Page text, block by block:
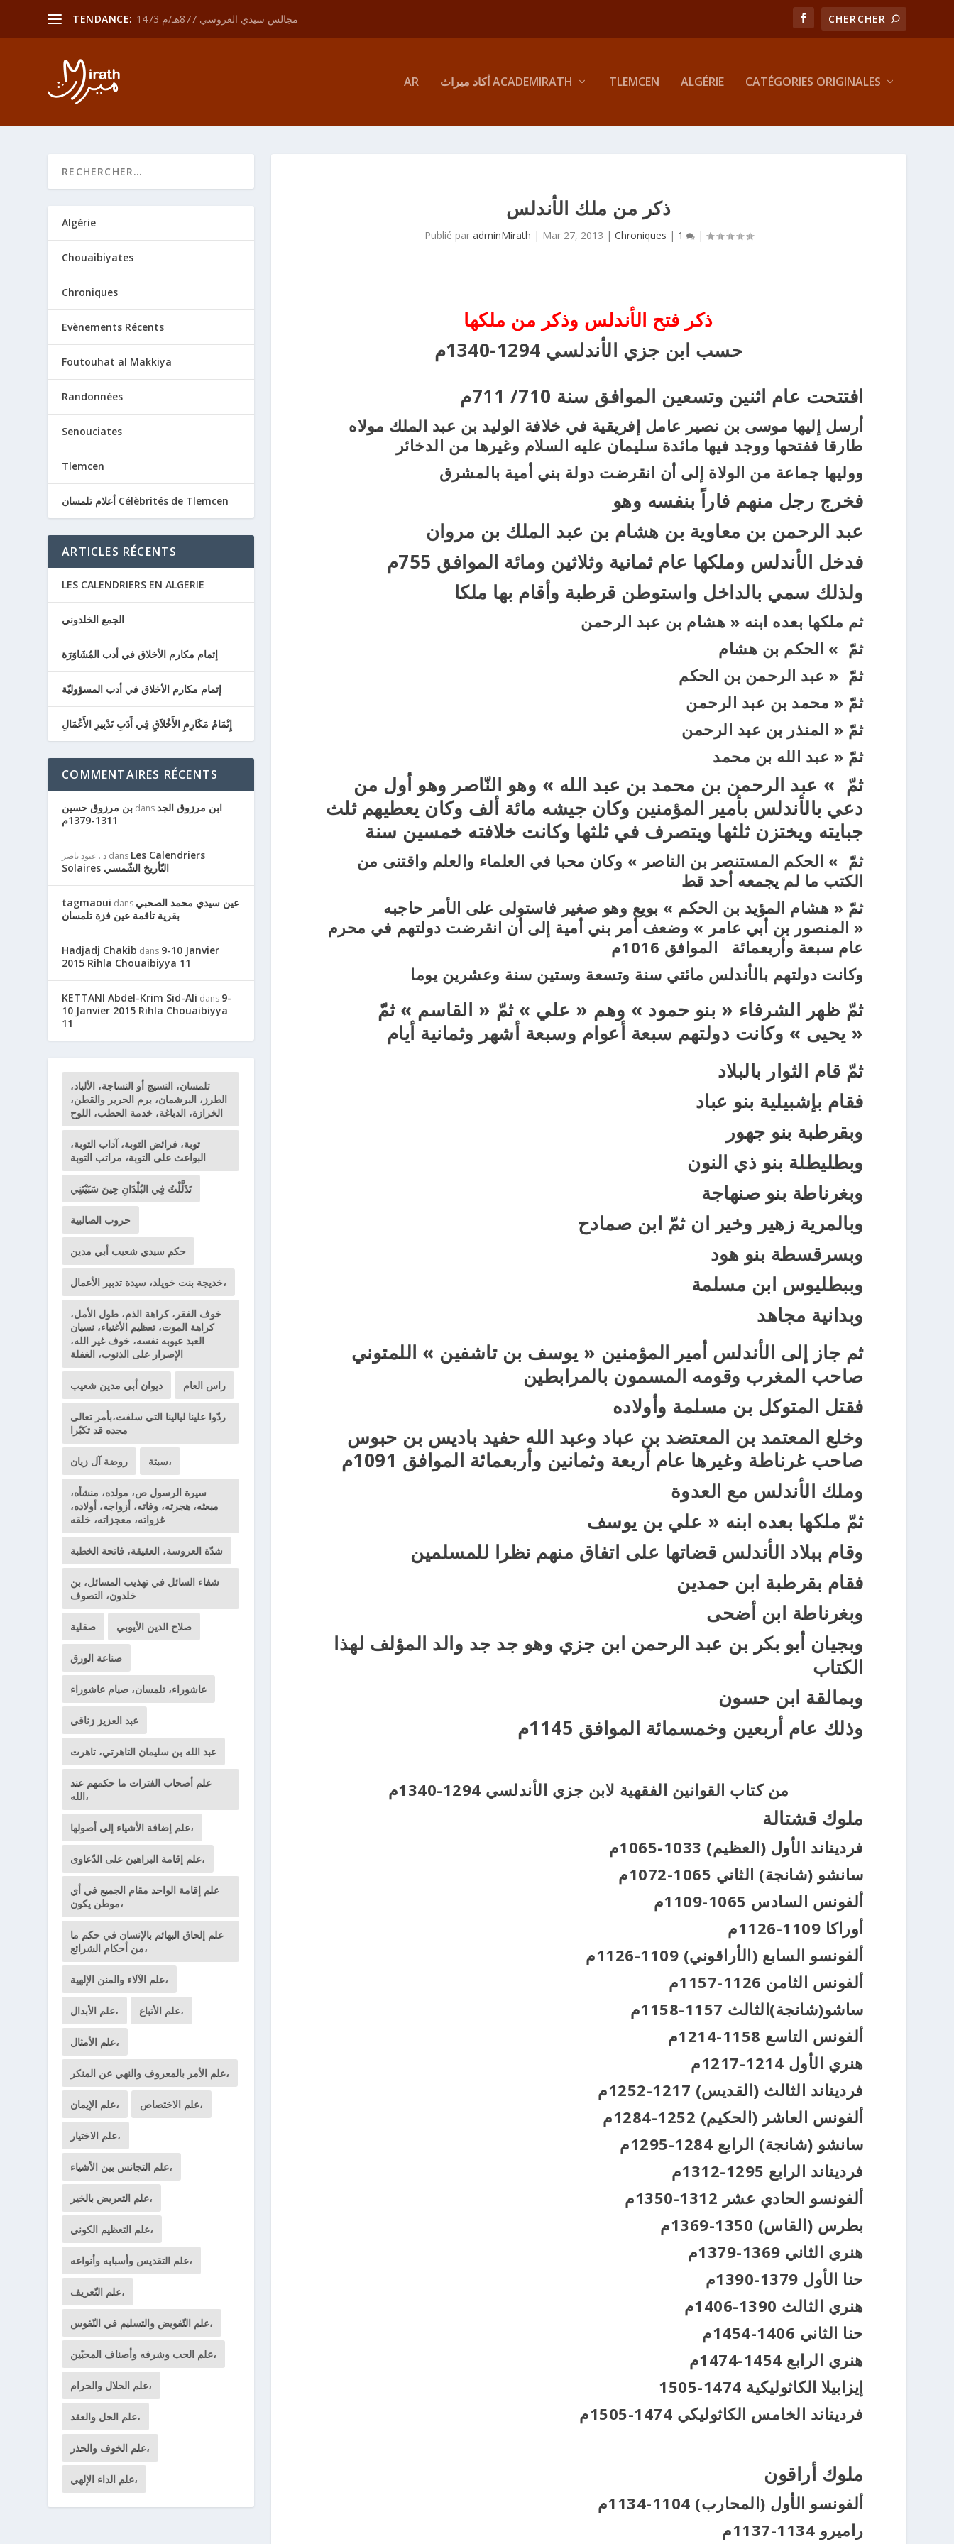
TENDANCE: مجالس سيدي العروسي 877هـ/م 1473
AR أكاد ميراث ACADEMIRATH TLEMCEN ALGÉRIE CATÉGORIES ORIGINALES
ذكر من ملك الأندلس
Publié par adminMirath | Mar 27, 2013 | Chroniques | 1 |
ذكر فتح الأندلس وذكر من ملكها
حسب ابن جزي الأندلسي 1294-1340م
افتتحت عام اثنين وتسعين الموافق سنة 710/ 711م
أرسل إليها موسى بن نصير عامل إفريقية في خلافة الوليد بن عبد الملك مولاه
طارقا ففتحها ووجد فيها مائدة سليمان عليه السلام وغيرها من الدخائر
ووليها جماعة من الولاة إلى أن انقرضت دولة بني أمية بالمشرق
فخرج رجل منهم فاراً بنفسه وهو
عبد الرحمن بن معاوية بن هشام بن عبد الملك بن مروان
فدخل الأندلس وملكها عام ثمانية وثلاثين ومائة الموافق 755م
ولذلك سمي بالداخل واستوطن قرطبة وأقام بها ملكا
ثم ملكها بعده ابنه « هشام بن عبد الرحمن
ثمّ » الحكم بن هشام
ثمّ « عبد الرحمن بن الحكم
ثمّ « محمد بن عبد الرحمن
ثمّ « المنذر بن عبد الرحمن
ثمّ « عبد الله بن محمد
ثمّ » عبد الرحمن بن محمد بن عبد الله » وهو النّاصر وهو أول من
دعي بالأندلس بأمير المؤمنين وكان جيشه مائة ألف وكان يعطيهم ثلث
جبايته ويختزن ثلثها ويتصرف في ثلثها وكانت خلافته خمسين سنة
ثمّ » الحكم المستنصر بن الناصر » وكان محبا في العلماء والعلم واقتنى من
الكتب ما لم يجمعه أحد قط
ثمّ « هشام المؤيد بن الحكم » بويع وهو صغير فاستولى على الأمر حاجبه
« المنصور بن أبي عامر » وضعف أمر بني أمية إلى أن انقرضت دولتهم في محرم
عام سبعة وأربعمائة الموافق 1016م
وكانت دولتهم بالأندلس مائتي سنة وتسعة وستين سنة وعشرين يوما
ثمّ ظهر الشرفاء « بنو حمود » وهم « علي » ثمّ « القاسم » ثمّ
« يحيى » وكانت دولتهم سبعة أعوام وسبعة أشهر وثمانية أيام
ثمّ قام الثوار بالبلاد
فقام بإشبيلية بنو عباد
وبقرطبة بنو جهور
وبطليطلة بنو ذي النون
وبغرناطة بنو صنهاجة
وبالمرية زهير وخير ان ثمّ ابن صمادح
وبسرقسطة بنو هود
وببطليوس ابن مسلمة
وبدانية مجاهد
ثم جاز إلى الأندلس أمير المؤمنين « يوسف بن تاشفين » اللمتوني
صاحب المغرب وقومه المسمون بالمرابطين
فقتل المتوكل بن مسلمة وأولاده
وخلع المعتمد بن المعتضد بن عباد وعبد الله حفيد باديس بن حبوس
صاحب غرناطة وغيرها عام أربعة وثمانين وأربعمائة الموافق 1091م
وملك الأندلس مع العدوة
ثمّ ملكها بعده ابنه « علي بن يوسف
وقام ببلاد الأندلس قضاتها على اتفاق منهم نظرا للمسلمين
فقام بقرطبة ابن حمدين
وبغرناطة ابن أضحى
وبجيان أبو بكر بن عبد الرحمن ابن جزي وهو جد جد والد المؤلف لهذا
الكتاب
وبمالقة ابن حسون
وذلك عام أربعين وخمسمائة الموافق 1145م
من كتاب القوانين الفقهية لابن جزي الأندلسي 1294-1340م
ملوك قشتالة
فرديناند الأول (العظيم) 1033-1065م
سانشو (شانجة) الثاني 1065-1072م
ألفونس السادس 1065-1109م
أوراكا 1109-1126م
ألفونسو السابع (الأراقوني) 1109-1126م
ألفونس الثامن 1126-1157م
ساشو(شانجة)الثالث 1157-1158م
ألفونس التاسع 1158-1214م
هنري الأول 1214-1217م
فرديناند الثالث (القديس) 1217-1252م
ألفونس العاشر (الحكيم) 1252-1284م
سانشو (شانجة) الرابع 1284-1295م
فرديناند الرابع 1295-1312م
ألفونسو الحادي عشر 1312-1350م
بطرس (القاس) 1350-1369م
هنري الثاني 1369-1379م
حنا الأول 1379-1390م
هنري الثالث 1390-1406م
حنا الثاني 1406-1454م
هنري الرابع 1454-1474م
إيزابيلا الكاثوليكية 1474-1505
فرديناند الخامس الكاثوليكي 1474-1505م
ملوك أراقون
ألفونسو الأول (المحارب) 1104-1134م
راميرو 1134-1137م
Algérie
Chouaibiyates
Chroniques
Evènements Récents
Foutouhat al Makkiya
Randonnées
Senouciates
Tlemcen
أعلام تلمسان Célèbrités de Tlemcen
ARTICLES RÉCENTS
LES CALENDRIERS EN ALGERIE
الجمع الخلدوني
إتمام مكارم الأخلاق في أدب المُشَاوَرَة
إتمام مكارم الأخلاق في أدب المسؤوليّة
إِتْمَامُ مَكَارِمِ الأَخْلاَقِ فِي أَدَبِ تَدْبِيرِ الأَعْمَالِ
COMMENTAIRES RÉCENTS
بن مرزوق حسين dansابن مرزوق الجد
1311-1379م
د . عبود ناصر dans Les Calendriers
Solaires التّأريخ الشّمسي
tagmaoui dans عين سيدي محمد الصحبي
بقرية تاقمة عين فزة تلمسان
Hadjadj Chakib dans 9-10 Janvier
2015 Rihla Chouaibiyya 11
KETTANI Abdel-Krim Sid-Ali dans 9-
10 Janvier 2015 Rihla Chouaibiyya
11
تلمسان، النسيج أو النساجة، الألباد،
الطرز، البرشمان، برم الحرير والقطن،
الخرازة، الدباغة، خدمة الحطب، اللوح
توبة، فرائض التوبة، آداب التوبة،
البواعث على التوبة، مراتب التوبة
تَذَلَّلْتُ فِي البُلْدَانِ حِينَ سَبَيْتَنِي
حروب الصالبية
حكم سيدي شعيب أبي مدين
خديجة بنت خويلد، سيدة تدبير الأعمال،
خوف الفقر، كراهة الذم، طول الأمل،
كراهة الموت، تعظيم الأغنياء، نسيان
العبد عيوبه نفسه، خوف غير الله،
الإصرار على الذنوب، الغفلة
ديوان أبي مدين شعيب راس العام
ردّوا علينا ليالينا التي سلفت،بأمر تعالى
مجده قد تكبّرا
روضة آل زيان سبتة،
سيرة الرسول ص، مولده، منشأه،
مبعثه، هجرته، وفاته، أزواجه، أولاده،
غزواته، معجزاته، خلقه
شدّة العروسة، العقيقة، فاتحة الخطبة
شفاء السائل في تهذيب المسائل، بن
خلدون، التصوف
صقلية صلاح الدين الأيوبي
صناعة الورق
عاشوراء، تلمسان، صيام عاشوراء
عبد العزيز زناقي
عبد الله بن سليمان التاهرتي، تاهرت
علم أصحاب الفترات ما حكمهم عند
الله،
علم إضافة الأشياء إلى أصولها،
علم إقامة البراهين على الدّعاوى،
علم إقامة الواحد مقام الجميع في أي
موطن يكون،
علم إلحاق البهائم بالإنسان في حكم ما
من أحكام الشرائع،
علم الآلاء والمنن الإلهية،
علم الأبدال، علم الأتباع،
علم الأمثال،
علم الأمر بالمعروف والنهي عن المنكر،
علم الإيمان، علم الاختصاص،
علم الاختيار،
علم التجانس بين الأشياء،
علم التعريض بالخير،
علم التعظيم الكوني،
علم التقديس وأسبابه وأنواعه،
علم التّعريف،
علم التّفويض والتسليم في النّفوس،
علم الحب وشرفه وأصناف المحبّين،
علم الحلال والحرام،
علم الحل والعقد،
علم الخوف والحذر،
علم الداء الإلهي،